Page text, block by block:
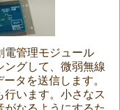
電管理モジュール
ングして、微弱無線
タを送信します。
います。小さなス